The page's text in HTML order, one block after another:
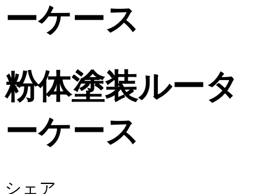
ーケース
粉体塗装ルータ
ーケース
シェア